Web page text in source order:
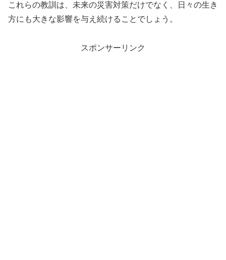
これらの教訓は、未来の災害対策だけでなく、日々の生き
方にも大きな影響を与え続けることでしょう。
スポンサーリンク